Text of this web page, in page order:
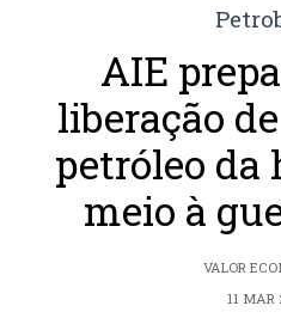
AIE
liberação
petróleo da
meio à
VALOR
11 MAR